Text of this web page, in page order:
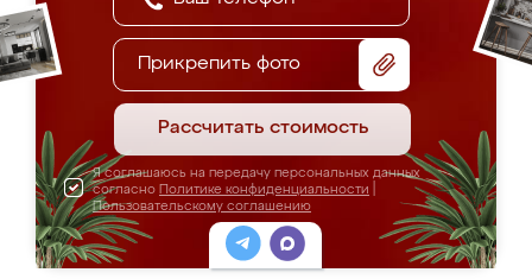
Прикрепить фото
Рассчитать стоимость
Я соглашаюсь на передачу персональных данных
согласно Политике конфиденциальности
Пользовательскому соглашению